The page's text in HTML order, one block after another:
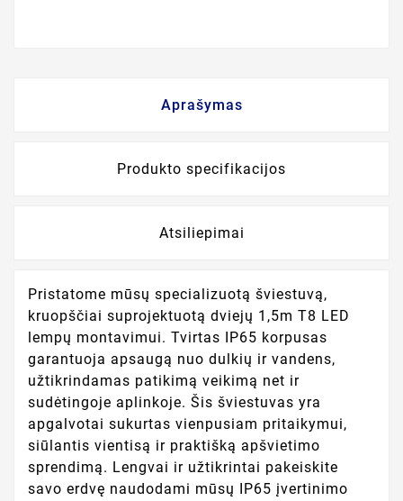
Aprašymas
Produkto specifikacijos
Atsiliepimai
Pristatome mūsų specializuotą šviestuvą,
kruopščiai suprojektuotą dviejų 1,5m T8 LED
lempų montavimui. Tvirtas IP65 korpusas
garantuoja apsaugą nuo dulkių ir vandens,
užtikrindamas patikimą veikimą net ir
sudėtingoje aplinkoje. Šis šviestuvas yra
apgalvotai sukurtas vienpusiam pritaikymui,
siūlantis vientisą ir praktišką apšvietimo
sprendimą. Lengvai ir užtikrintai pakeiskite
savo erdvę naudodami mūsų IP65 įvertinimo